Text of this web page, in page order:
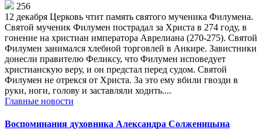
256
12 декабря Церковь чтит память святого мученика Филумена.
Святой мученик Филумен пострадал за Христа в 274 году, в
гонение на христиан императора Аврелиана (270-275). Святой
Филумен занимался хлебной торговлей в Анкире. Завистники
донесли правителю Феликсу, что Филумен исповедует
христианскую веру, и он предстал перед судом. Святой
Филумен не отрекся от Христа. За это ему вбили гвозди в
руки, ноги, голову и заставляли ходить....
Главные новости
Воспоминания духовника Александра Солженицына